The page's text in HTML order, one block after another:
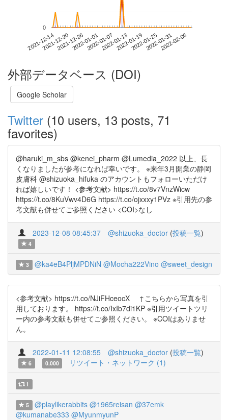
2021-12-142021-12-202021-12-262022-01-012022-01-072022-01-132022-01-192022-01-252022-01-312022-02-06
0
外部データベース (DOI)
Google Scholar
Twitter (10 users, 13 posts, 71
favorites)
@haruki_m_sbs @kenei_pharm @Lumedia_2022 以上、長
くなりましたが参考になれば幸いです。 ※来年3月開業の静岡
皮膚科 @shizuoka_hifuka のアカウントもフォローいただけ
れば嬉しいです！ <参考文献> https://t.co/8v7VnzWicw
https://t.co/8KuVwv4D6G https://t.co/ojxxxy1PVz ※引用先の参
考文献も併せてご参照ください <COI>なし
2023-12-08 08:45:37 @shizuoka_doctor (投稿一覧)
4
3 @ka4eB4PljMPDNiN @Mocha222Vino @sweet_design
<参考文献> https://t.co/NJiFHceocX ↑こちらから写真を引
用しております。 https://t.co/IxIb7di1KP ※引用ツイートツリ
ー内の参考文献も併せてご参照ください。 ※COIはありませ
ん。
2022-01-11 12:08:55 @shizuoka_doctor (投稿一覧)
6 0.000 リツイート・ネットワーク (1)
1
5 @playlikerabbits @1965reisan @37emk
@kumanabe333 @MyunmyunP